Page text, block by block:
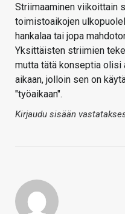
Striimaaminen viikoittain
toimistoaikojen
hankalaa tai jopa
Yksittäisten striimien
mutta tätä konseptia olisi
aikaan, jolloin sen on
"työaikaan".
Kirjaudu sisään